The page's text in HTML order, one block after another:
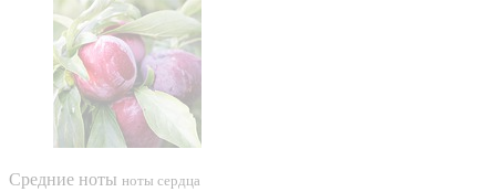
Средние ноты ноты сердца